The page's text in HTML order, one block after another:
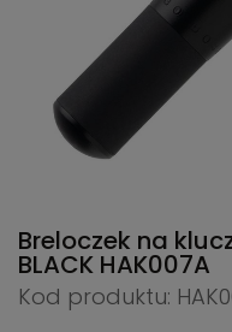
Breloczek na
BLACK HAK007A
Kod produktu: